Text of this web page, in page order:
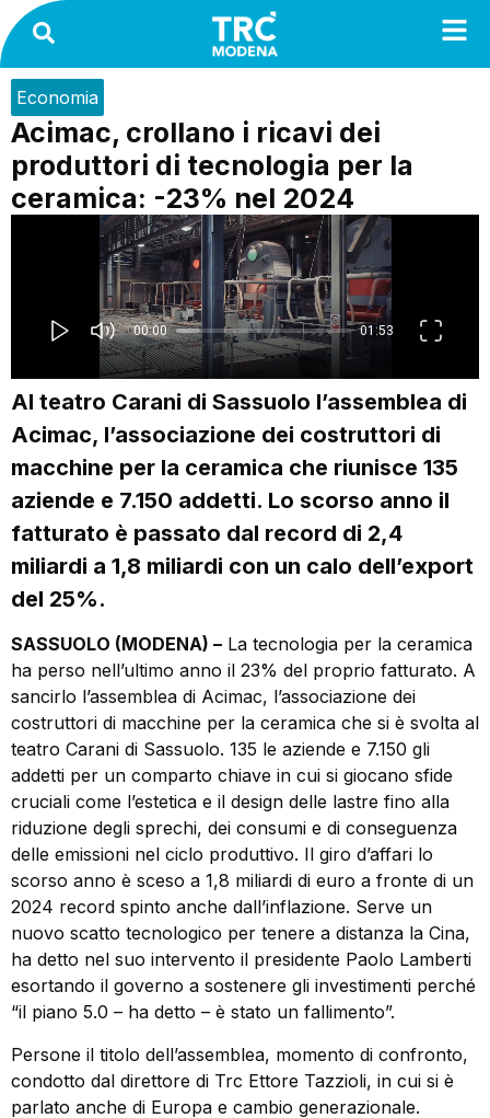
Economia
Acimac, crollano i ricavi dei
produttori di tecnologia per la
ceramica: -23% nel 2024
Al teatro Carani di Sassuolo l’assemblea di
Acimac, l’associazione dei costruttori di
macchine per la ceramica che riunisce 135
aziende e 7.150 addetti. Lo scorso anno il
fatturato è passato dal record di 2,4
miliardi a 1,8 miliardi con un calo dell’export
del 25%.
SASSUOLO (MODENA) – La tecnologia per la ceramica
ha perso nell’ultimo anno il 23% del proprio fatturato. A
sancirlo l’assemblea di Acimac, l’associazione dei
costruttori di macchine per la ceramica che si è svolta al
teatro Carani di Sassuolo. 135 le aziende e 7.150 gli
addetti per un comparto chiave in cui si giocano sfide
cruciali come l’estetica e il design delle lastre fino alla
riduzione degli sprechi, dei consumi e di conseguenza
delle emissioni nel ciclo produttivo. Il giro d’affari lo
scorso anno è sceso a 1,8 miliardi di euro a fronte di un
2024 record spinto anche dall’inflazione. Serve un
nuovo scatto tecnologico per tenere a distanza la Cina,
ha detto nel suo intervento il presidente Paolo Lamberti
esortando il governo a sostenere gli investimenti perché
“il piano 5.0 – ha detto – è stato un fallimento”.
Persone il titolo dell’assemblea, momento di confronto,
condotto dal direttore di Trc Ettore Tazzioli, in cui si è
parlato anche di Europa e cambio generazionale.